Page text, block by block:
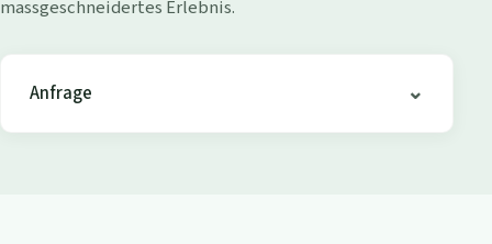
e
n
massgeschneidertes Erlebnis.
Anfrage